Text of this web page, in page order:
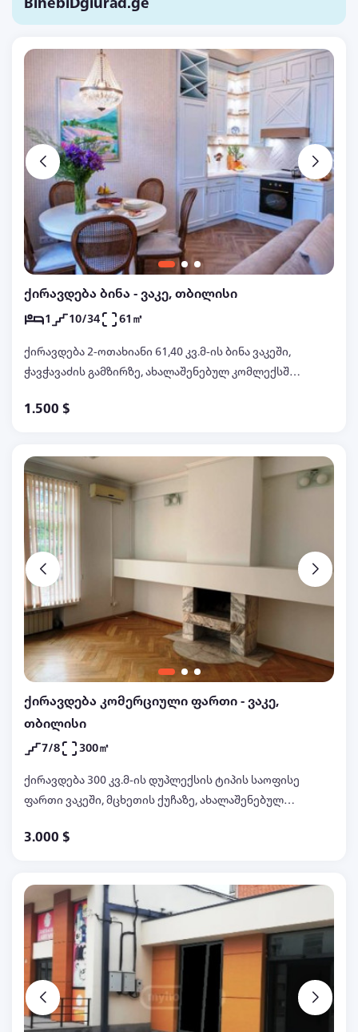
ქირავდება ბინა - ვაკე, თბილისი
1 10/34 61㎡
ქირავდება 2-ოთახიანი 61,40 კვ.მ-ის ბინა ვაკეში,
ჭავჭავაძის გამზირზე, ახალაშენებულ კომლექსში
გათბობით, კონდიციონერით, ყველანაირი ავეჯით
599047067, 597032299 ანა
1.500 $
ქირავდება კომერციული ფართი - ვაკე,
თბილისი
7/8 300㎡
ქირავდება 300 კვ.მ-ის დუპლექსის ტიპის საოფისე
ფართი ვაკეში, მცხეთის ქუჩაზე, ახალაშენებულ
რემონტით, ცენტრალური გათბობით,
ხედებით, ავტოფარეხით, დაცვით კორპუსში
3.000 $